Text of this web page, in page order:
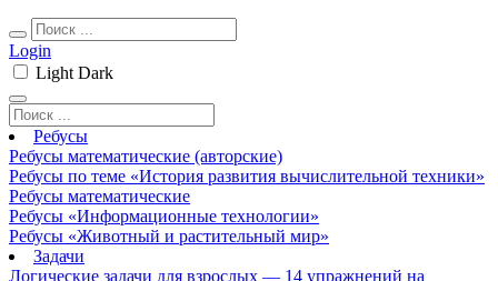
Login
Light Dark
Ребусы
Ребусы математические (авторские)
Ребусы по теме «История развития вычислительной техники»
Ребусы математические
Ребусы «Информационные технологии»
Ребусы «Животный и растительный мир»
Задачи
Логические задачи для взрослых — 14 упражнений на